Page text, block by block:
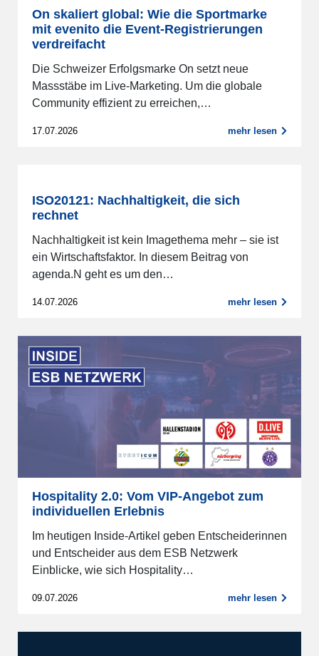
On skaliert global: Wie die Sportmarke
mit evenito die Event-Registrierungen
verdreifacht
Die Schweizer Erfolgsmarke On setzt neue
Massstäbe im Live-Marketing. Um die globale
Community effizient zu erreichen,…
17.07.2026 mehr lesen
ISO20121: Nachhaltigkeit, die sich
rechnet
Nachhaltigkeit ist kein Imagethema mehr – sie ist
ein Wirtschaftsfaktor. In diesem Beitrag von
agenda.N geht es um den…
14.07.2026 mehr lesen
Hospitality 2.0: Vom VIP-Angebot zum
individuellen Erlebnis
Im heutigen Inside-Artikel geben Entscheiderinnen
und Entscheider aus dem ESB Netzwerk
Einblicke, wie sich Hospitality…
09.07.2026 mehr lesen